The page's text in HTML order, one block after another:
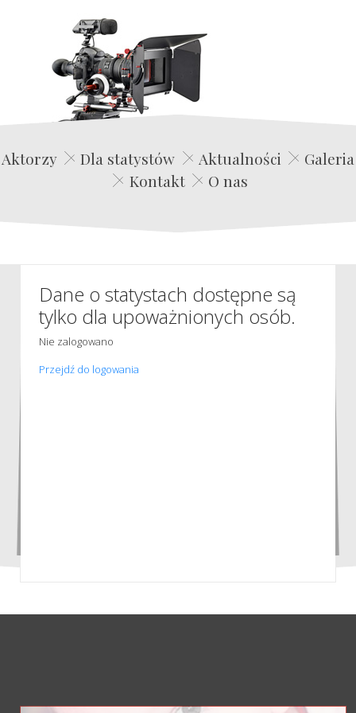
Edwin Film Agencja Aktorska
Aktorzy Dla statystów Aktualności
Galeria
Kontakt
O nas
Dane o statystach dostępne są
tylko dla upoważnionych osób.
Nie zalogowano
Przejdź do logowania